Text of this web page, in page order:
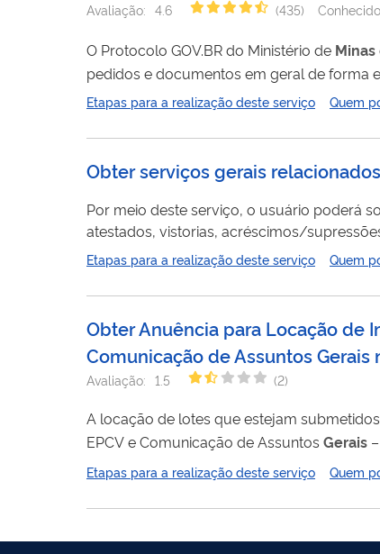
Avaliação: 4.6 (435)
O Protocolo GOV.BR do Ministério de Minas
pedidos e documentos em geral de forma
envio de correspondência postal. Acesse a Cartilha do Protocolo GOV.BR do MME para verificar o passo a passo e demais
orientações sobre o serviço.
Etapas para a realização deste serviço Quem
Obter serviços gerais
Por meio deste serviço, o usuário poderá
atestados, vistorias, acréscimos/
Etapas para a realização deste serviço Quem
Obter Anuência para Locação de
Comunicação de Assuntos Gerais
Avaliação: 1.5 (2)
A locação de lotes que estejam
EPCV e Comunicação de Assuntos Gerais
mediante anuência prévia e expressa da
102/2021 .
Etapas para a realização deste serviço Quem